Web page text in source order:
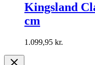
Kingsland
cm
1.099,95 kr.